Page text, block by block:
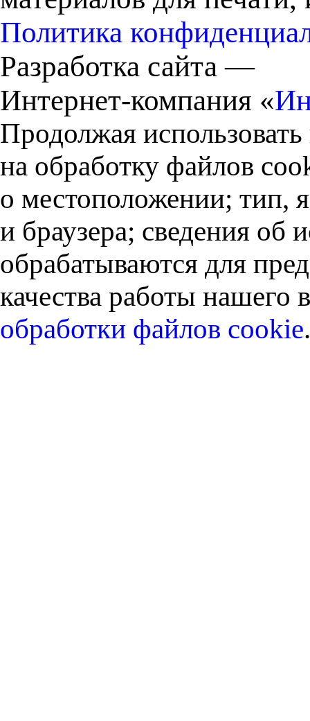
Политика
Разработка сайта —
Интернет-компания «
Продолжая
на обработку файлов
о местоположении; тип,
и браузера; сведения об
обрабатываются для
качества работы нашего
обработки файлов cookie.